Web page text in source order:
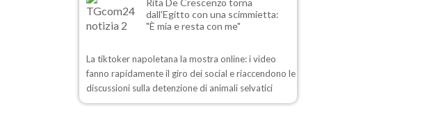
Rita De Crescenzo torna
dall'Egitto con una scimmietta:
"È mia e resta con me"
La tiktoker napoletana la mostra online: i video
fanno rapidamente il giro dei social e riaccendono le
discussioni sulla detenzione di animali selvatici